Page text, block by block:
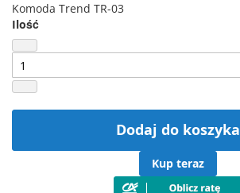
Komoda Trend TR-03
Ilość
Dodaj do koszyka
Kup teraz